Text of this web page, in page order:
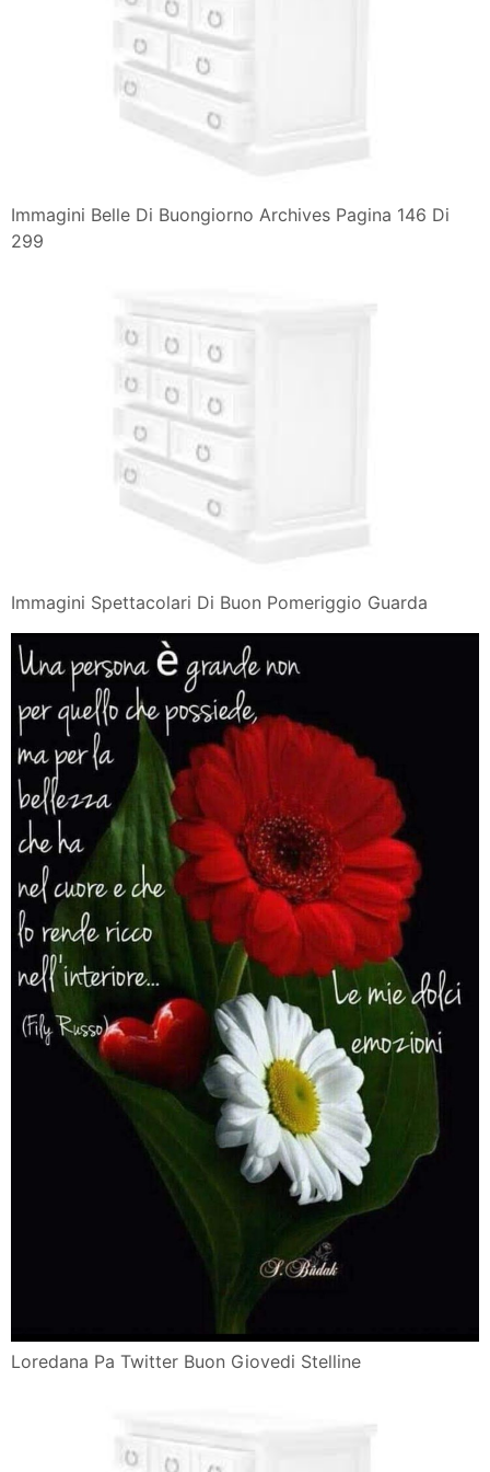
Immagini Belle Di Buongiorno Archives Pagina 146 Di
299
Immagini Spettacolari Di Buon Pomeriggio Guarda
Loredana Pa Twitter Buon Giovedi Stelline